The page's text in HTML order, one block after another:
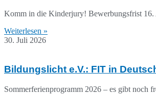
Komm in die Kinderjury! Bewerbungsfrist 16.
Weiterlesen »
30. Juli 2026
Bildungslicht e.V.: FIT in
Sommerferienprogramm 2026 – es gibt noch